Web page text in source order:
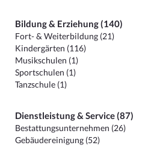
Bildung & Erziehung (140)
Fort- & Weiterbildung (21)
Kindergärten (116)
Musikschulen (1)
Sportschulen (1)
Tanzschule (1)
Dienstleistung & Service (87)
Bestattungsunternehmen (26)
Gebäudereinigung (52)